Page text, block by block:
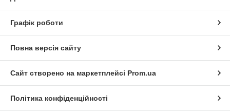
Графік роботи
Повна версія сайту
Сайт створено на маркетплейсі Prom.ua
Політика конфіденційності